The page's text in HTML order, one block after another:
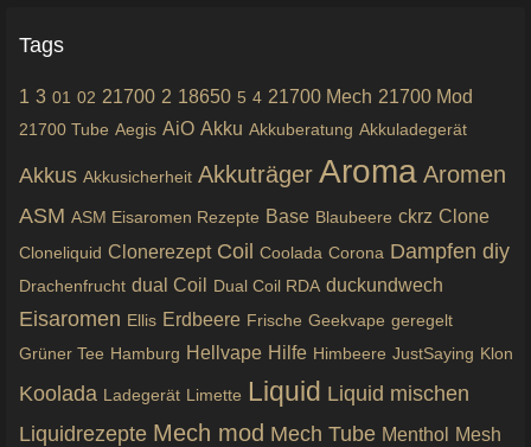
Tags
1 3 01 02 21700 2 18650 5 4 21700 Mech 21700 Mod
21700 Tube Aegis AiO Akku Akkuberatung Akkuladegerät
Akkus Akkusicherheit Akkuträger Aroma Aromen
ASM ASM Eisaromen Rezepte Base Blaubeere ckrz Clone
Cloneliquid Clonerezept Coil Coolada Corona Dampfen diy
Drachenfrucht dual Coil Dual Coil RDA duckundwech
Eisaromen Ellis Erdbeere Frische Geekvape geregelt
Grüner Tee Hamburg Hellvape Hilfe Himbeere JustSaying Klon
Koolada Ladegerät Limette Liquid Liquid mischen
Liquidrezepte Mech mod Mech Tube Menthol
Mesh